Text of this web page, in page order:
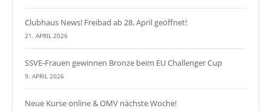
Clubhaus News! Freibad ab 28. April geöffnet!
21. APRIL 2026
SSVE-Frauen gewinnen Bronze beim EU Challenger Cup
9. APRIL 2026
Neue Kurse online & OMV nächste Woche!